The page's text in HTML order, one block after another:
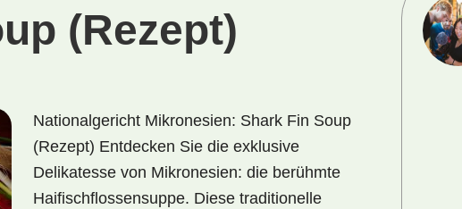
(Rezept)
Nationalgericht Mikronesien: Shark Fin Soup
(Rezept) Entdecken Sie die exklusive
Delikatesse von Mikronesien: die berühmte
Haifischflossensuppe. Diese traditionelle